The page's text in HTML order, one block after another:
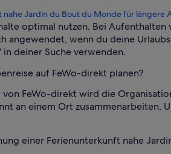
nahe Jardin du Bout du Monde für längere
optimal nutzen. Bei
angewendet, wenn du deine
deiner Suche verwenden.
auf FeWo-direkt planen?
von FeWo-direkt wird die
an einem Ort zusammenarbeiten,
einer Ferienunterkunft nahe